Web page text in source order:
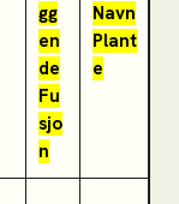
gg
en
de
Fu
sjo
n
Navn
Plant
e